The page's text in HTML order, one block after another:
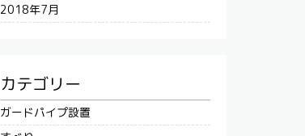
2018年7月
カテゴリー
ガードパイプ設置